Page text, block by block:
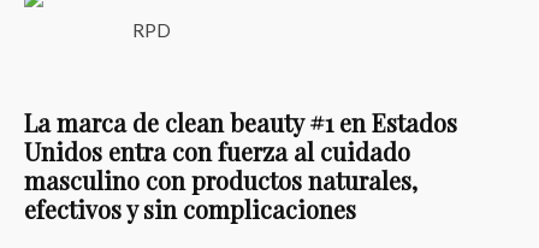
RPD
La marca de clean beauty #1 en Estados
Unidos entra con fuerza al cuidado
masculino con productos naturales,
efectivos y sin complicaciones